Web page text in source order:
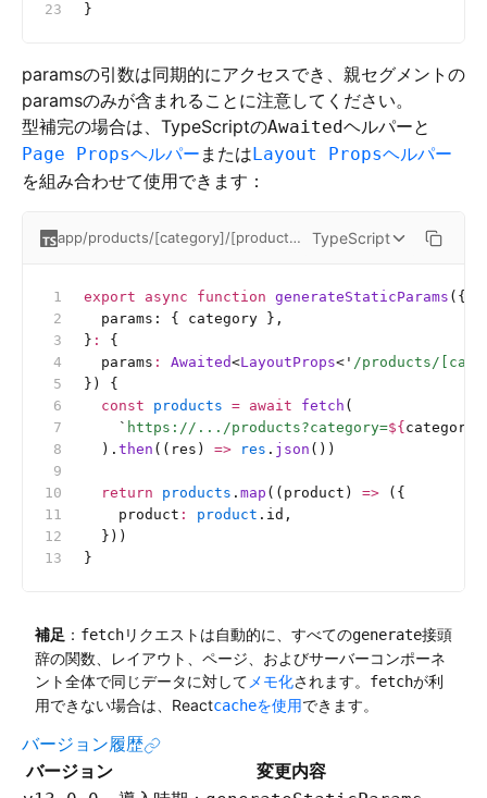
}
paramsの引数は同期的にアクセスでき、親セグメントの
paramsのみが含まれることに注意してください。
型補完の場合は、TypeScriptのAwaitedヘルパーと
Page Propsヘルパー またはLayout Propsヘルパー
を組み合わせて使用できます：
app/products/[category]/[product]/page.tsx TypeScript
export async function generateStaticParams ({
  params: { category },
} :
{
  params
: Awaited<LayoutProps< ' /products/
}) {
  const
products = await fetch (
    `
https://.../products?category=${ category
  ).
then ((res) => res . json ())
  return
products . map ((product) => ({
    product
: product .id,
  }))
}
補足 ： fetchリクエストは自動的に、すべてのgenerate接頭
辞の関数、レイアウト、ページ、およびサーバーコンポーネ
ント全体で同じデータに対して メモ化されます。 fetchが利
用できない場合は、Reactcacheを使用できます。
バージョン履歴
バージョン
変更内容